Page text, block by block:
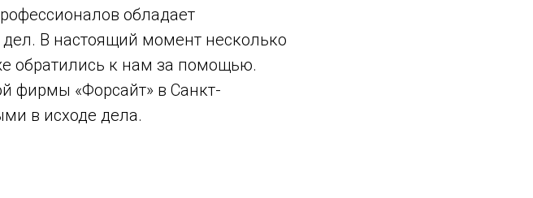
обладает
В настоящий момент несколько
обратились к нам за помощью.
фирмы «Форсайт» в Санкт-
в исходе дела.